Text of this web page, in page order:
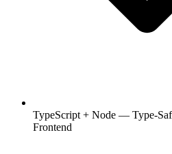
TypeScript + Node — Type-
Frontend